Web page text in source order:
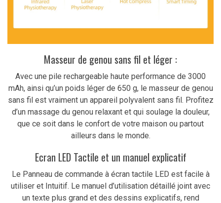
Masseur de genou sans fil et léger :
Avec une pile rechargeable haute performance de 3000
mAh, ainsi qu’un poids léger de 650 g, le masseur de genou
sans fil est vraiment un appareil polyvalent sans fil. Profitez
d’un massage du genou relaxant et qui soulage la douleur,
que ce soit dans le confort de votre maison ou partout
ailleurs dans le monde.
Ecran LED Tactile et un manuel explicatif
Le Panneau de commande à écran tactile LED est facile à
utiliser et Intuitif. Le manuel d’utilisation détaillé joint avec
un texte plus grand et des dessins explicatifs, rend